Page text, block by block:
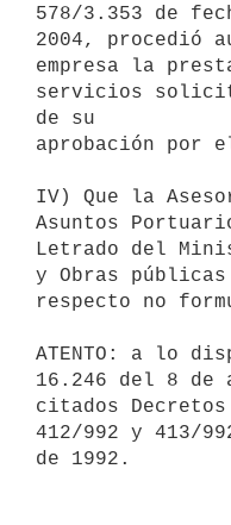
578/3.353 de
2004, procedió
empresa la
servicios
de su
aprobación por
IV) Que la
Asuntos
Letrado del
y Obras
respecto no
ATENTO: a lo
16.246 del 8
citados Decretos
412/992 y 413/
de 1992.